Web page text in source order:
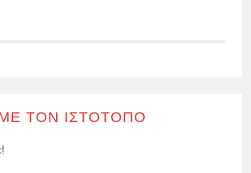
ΤΟΝ ΙΣΤΌΤΟΠΟ